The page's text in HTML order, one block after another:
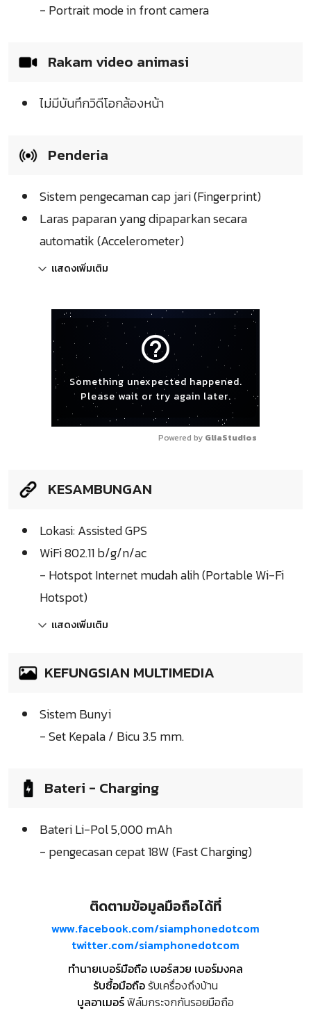
- Portrait mode in front camera
Rakam video animasi
ไม่มีบันทึกวิดีโอกล้องหน้า
Penderia
Sistem pengecaman cap jari (Fingerprint)
Laras paparan yang dipaparkan secara
automatik (Accelerometer)
แสดงเพิ่มเติม
help_outline
Something unexpected happened.
Please wait or try again later.
Powered by GliaStudios
KESAMBUNGAN
Lokasi: Assisted GPS
WiFi 802.11 b/g/n/ac
- Hotspot Internet mudah alih (Portable Wi-Fi
Hotspot)
แสดงเพิ่มเติม
KEFUNGSIAN MULTIMEDIA
Sistem Bunyi
- Set Kepala / Bicu 3.5 mm.
Bateri - Charging
Bateri Li-Pol 5,000 mAh
- pengecasan cepat 18W (Fast Charging)
ติดตามข้อมูลมือถือได้ที่
www.facebook.com/siamphonedotcom
twitter.com/siamphonedotcom
ทำนายเบอร์มือถือ เบอร์สวย เบอร์มงคล
รับซื้อมือถือรับเครื่องถึงบ้าน
บูลอาเมอร์ฟิล์มกระจกกันรอยมือถือ